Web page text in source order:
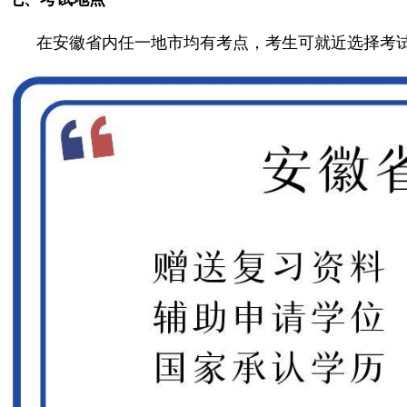
在安徽省内任一地市均有考点，考生可就近选择考